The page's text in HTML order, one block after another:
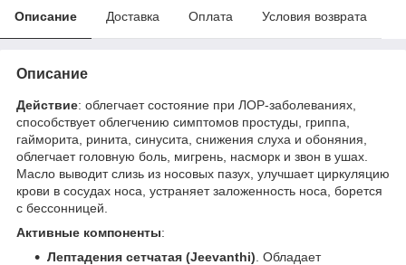
Описание Доставка Оплата Условия возврата
Описание
Действие: облегчает состояние при ЛОР-заболеваниях,
способствует облегчению симптомов простуды, гриппа,
гайморита, ринита, синусита, снижения слуха и обоняния,
облегчает головную боль, мигрень, насморк и звон в ушах.
Масло выводит слизь из носовых пазух, улучшает циркуляцию
крови в сосудах носа, устраняет заложенность носа, борется
с бессонницей.
Активные компоненты:
Лептадения сетчатая (Jeevanthi) . Обладает